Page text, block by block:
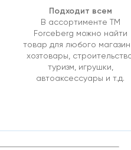
Подходит всем
В ассортименте ТМ
Forceberg можно найти
товар для любого
хозтовары,
туризм, игрушки,
автоаксессуары и т.д.